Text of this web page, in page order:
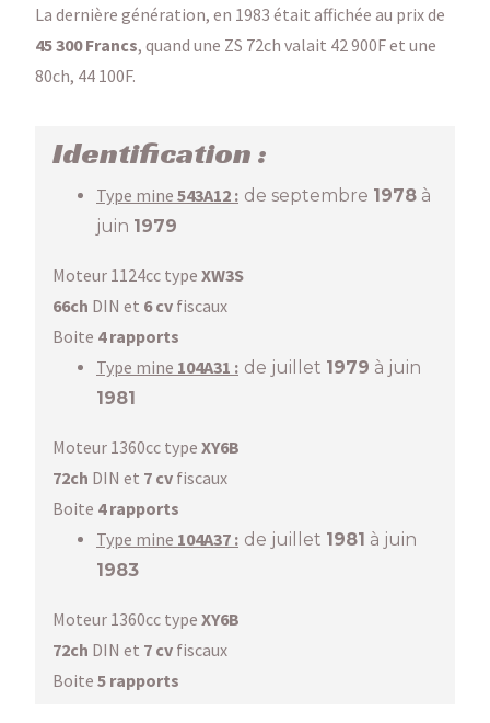
La dernière génération, en 1983 était affichée au prix de
45 300 Francs, quand une ZS 72ch valait 42 900F et une
80ch, 44 100F.
Identification :
Type mine 543A12 : de septembre 1978 à
juin 1979
Moteur 1124cc type XW3S
66ch DIN et 6 cv fiscaux
Boite 4 rapports
Type mine 104A31 : de juillet 1979 à juin
1981
Moteur 1360cc type XY6B
72ch DIN et 7 cv fiscaux
Boite 4 rapports
Type mine 104A37 : de juillet 1981 à juin
1983
Moteur 1360cc type XY6B
72ch DIN et 7 cv fiscaux
Boite 5 rapports